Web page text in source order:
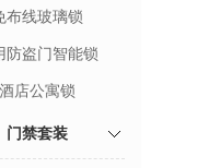
布线玻璃锁
防盗门智能锁
酒店公寓锁
门禁套装